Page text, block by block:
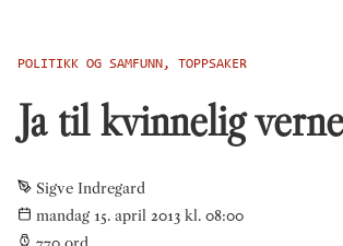
POLITIKK OG SAMFUNN, TOPPSAKER
Ja til kvinnelig
Sigve Indregard
mandag 15. april 2013 kl. 08:00